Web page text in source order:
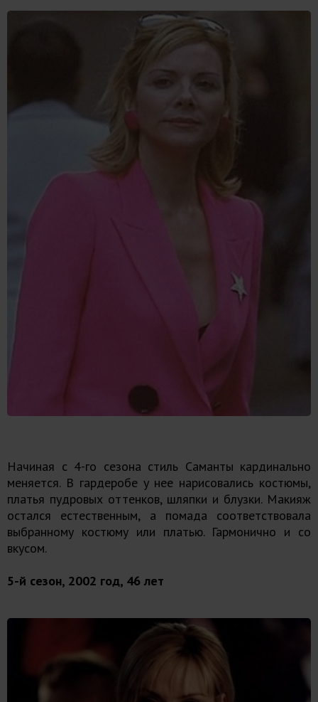
Начиная с 4-го сезона стиль Саманты кардинально
меняется. В гардеробе у нее нарисовались костюмы,
платья пудровых оттенков, шляпки и блузки. Макияж
остался естественным, а помада соответствовала
выбранному костюму или платью. Гармонично и со
вкусом.
5-й сезон, 2002 год, 46 лет